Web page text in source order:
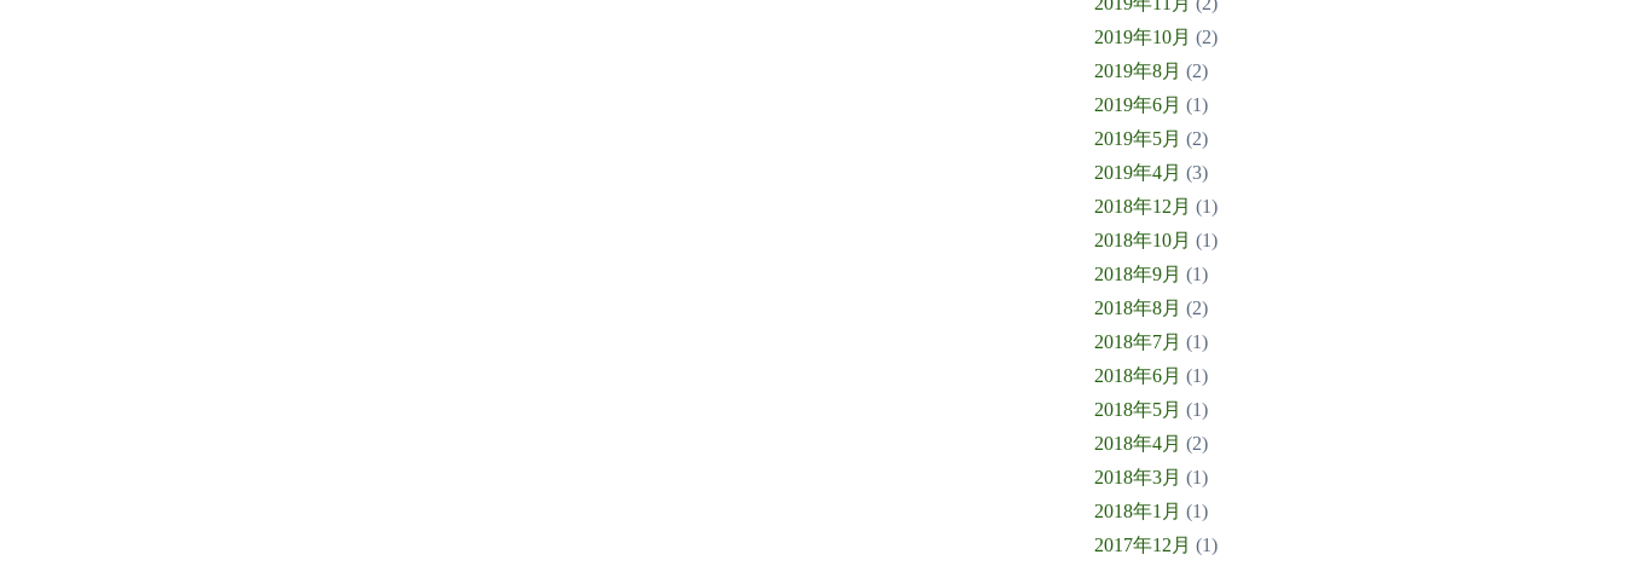
2019年10月 (2)
2019年8月 (2)
2019年6月 (1)
2019年5月 (2)
2019年4月 (3)
2018年12月 (1)
2018年10月 (1)
2018年9月 (1)
2018年8月 (2)
2018年7月 (1)
2018年6月 (1)
2018年5月 (1)
2018年4月 (2)
2018年3月 (1)
2018年1月 (1)
2017年12月 (1)